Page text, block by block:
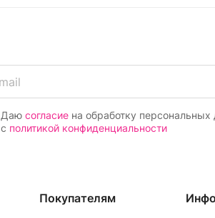
Даю согласие на обработку персональных
с политикой конфиденциальности
Покупателям